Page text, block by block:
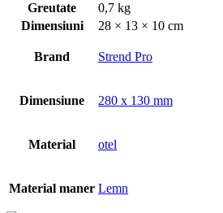
Greutate
0,7 kg
Dimensiuni
28 × 13 × 10 cm
Brand Strend Pro
Dimensiune 280 x 130 mm
Material otel
Material maner Lemn